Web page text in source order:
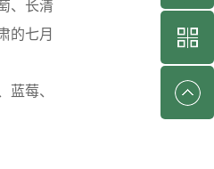
、长清
的七月
蓝莓、